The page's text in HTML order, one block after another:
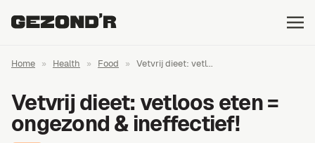
Home » Health » Food » Vetvrij dieet: vetl...
Vetvrij dieet: vetloos eten =
ongezond & ineffectief!